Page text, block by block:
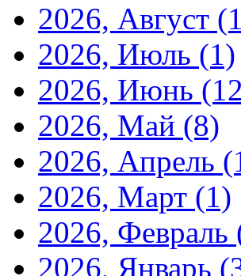
2026, Август
2026, Июль (1)
2026, Июнь
2026, Май (8)
2026, Апрель
2026, Март (1)
2026, Февраль
2026, Январь